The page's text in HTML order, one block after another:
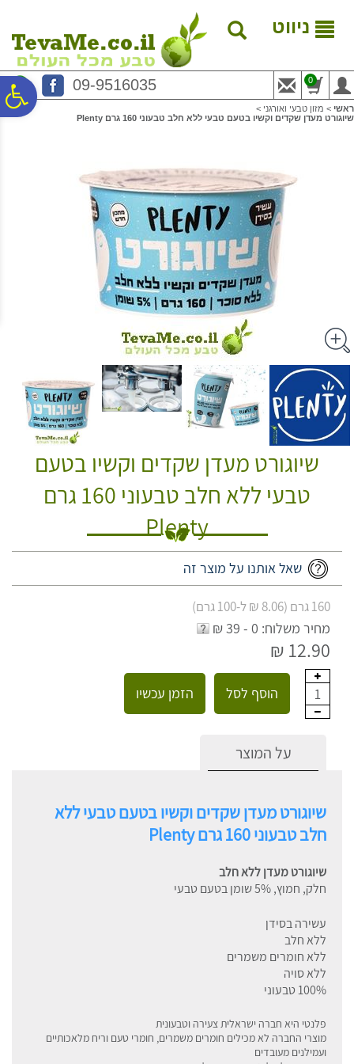
נגישות
המרכזי
ניווט
09-9516035 0
ראשי > מזון טבעי ואורגני >
שיוגורט מעדן שקדים וקשיו בטעם טבעי ללא חלב טבעוני 160 גרם Plenty
שיוגורט מעדן שקדים וקשיו בטעם
טבעי ללא חלב טבעוני 160 גרם
Plenty
שאל אותנו על מוצר זה
160 גרם (8.06 ₪ ל-100 גרם)
מחיר משלוח: 0 - 39 ₪
12.90 ₪
1 הוסף לסל הזמן עכשיו
על המוצר
שיוגורט מעדן שקדים וקשיו בטעם טבעי ללא
חלב טבעוני 160 גרם Plenty
שיוגורט מעדן ללא חלב
חלק, חמוץ, 5% שומן בטעם טבעי
עשירה בסידן
ללא חלב
ללא חומרים משמרים
ללא סויה
100% טבעוני
פלנטי היא חברה ישראלית צעירה וטבעונית
מוצרי החברה לא מכילים חומרים משמרים, חומרי טעם וריח מלאכותיים
ועמילנים מעובדים